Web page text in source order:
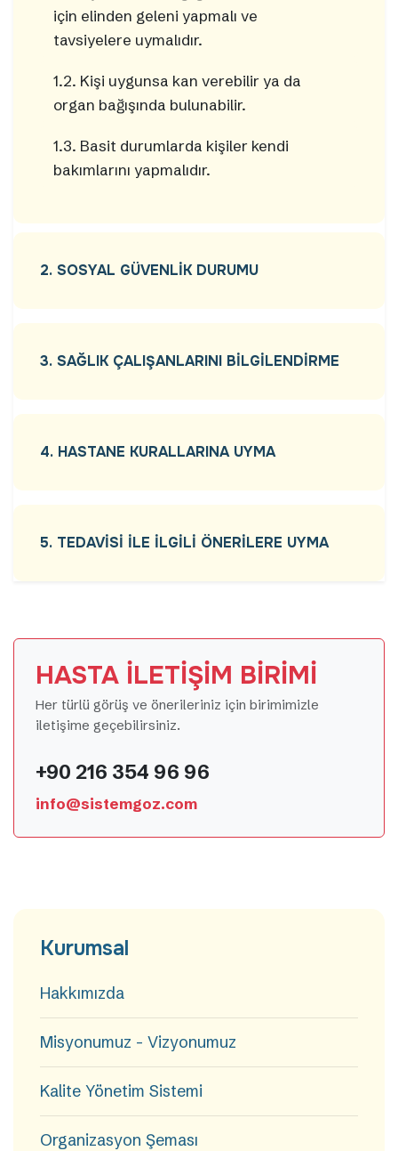
için elinden geleni yapmalı ve
tavsiyelere uymalıdır.
1.2. Kişi uygunsa kan verebilir ya da
organ bağışında bulunabilir.
1.3. Basit durumlarda kişiler kendi
bakımlarını yapmalıdır.
2. SOSYAL GÜVENLİK DURUMU
3. SAĞLIK ÇALIŞANLARINI BİLGİLENDİRME
4. HASTANE KURALLARINA UYMA
5. TEDAVİSİ İLE İLGİLİ ÖNERİLERE UYMA
HASTA İLETİŞİM BİRİMİ
Her türlü görüş ve önerileriniz için birimimizle
iletişime geçebilirsiniz.
+90 216 354 96 96
info@sistemgoz.com
Kurumsal
Hakkımızda
Misyonumuz - Vizyonumuz
Kalite Yönetim Sistemi
Organizasyon Şeması